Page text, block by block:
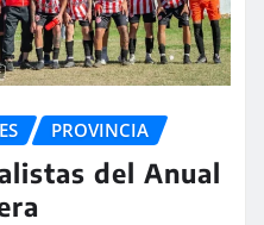
PROVINCIA
del Anual